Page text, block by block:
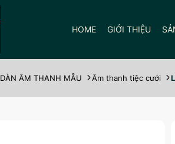
HOME GIỚI THIỆU
DÀN ÂM THANH MẪU Âm thanh tiệc cưới